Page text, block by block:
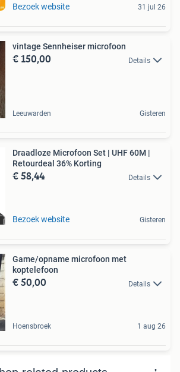
Bezoek website 31 jul 26
vintage Sennheiser microfoon
€ 150,00 Details
Leeuwarden Gisteren
Draadloze Microfoon Set | UHF 60M |
Retourdeal 36% Korting
€ 58,44 Details
Bezoek website Gisteren
Game/opname microfoon met
koptelefoon
€ 50,00 Details
Hoensbroek 1 aug 26